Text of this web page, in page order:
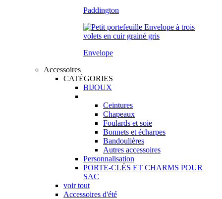
Paddington
Envelope
Accessoires
CATÉGORIES
BIJOUX
Ceintures
Chapeaux
Foulards et soie
Bonnets et écharpes
Bandoulières
Autres accessoires
Personnalisation
PORTE-CLÉS ET CHARMS POUR
SAC
voir tout
Accessoires d'été